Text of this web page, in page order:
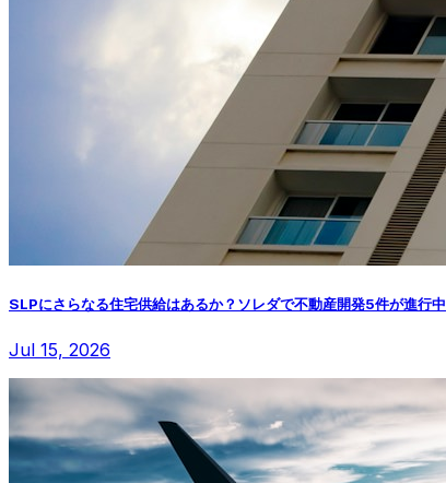
SLPにさらなる住宅供給はあるか？ソレダで不動産開発5件が進行中
Jul 15, 2026